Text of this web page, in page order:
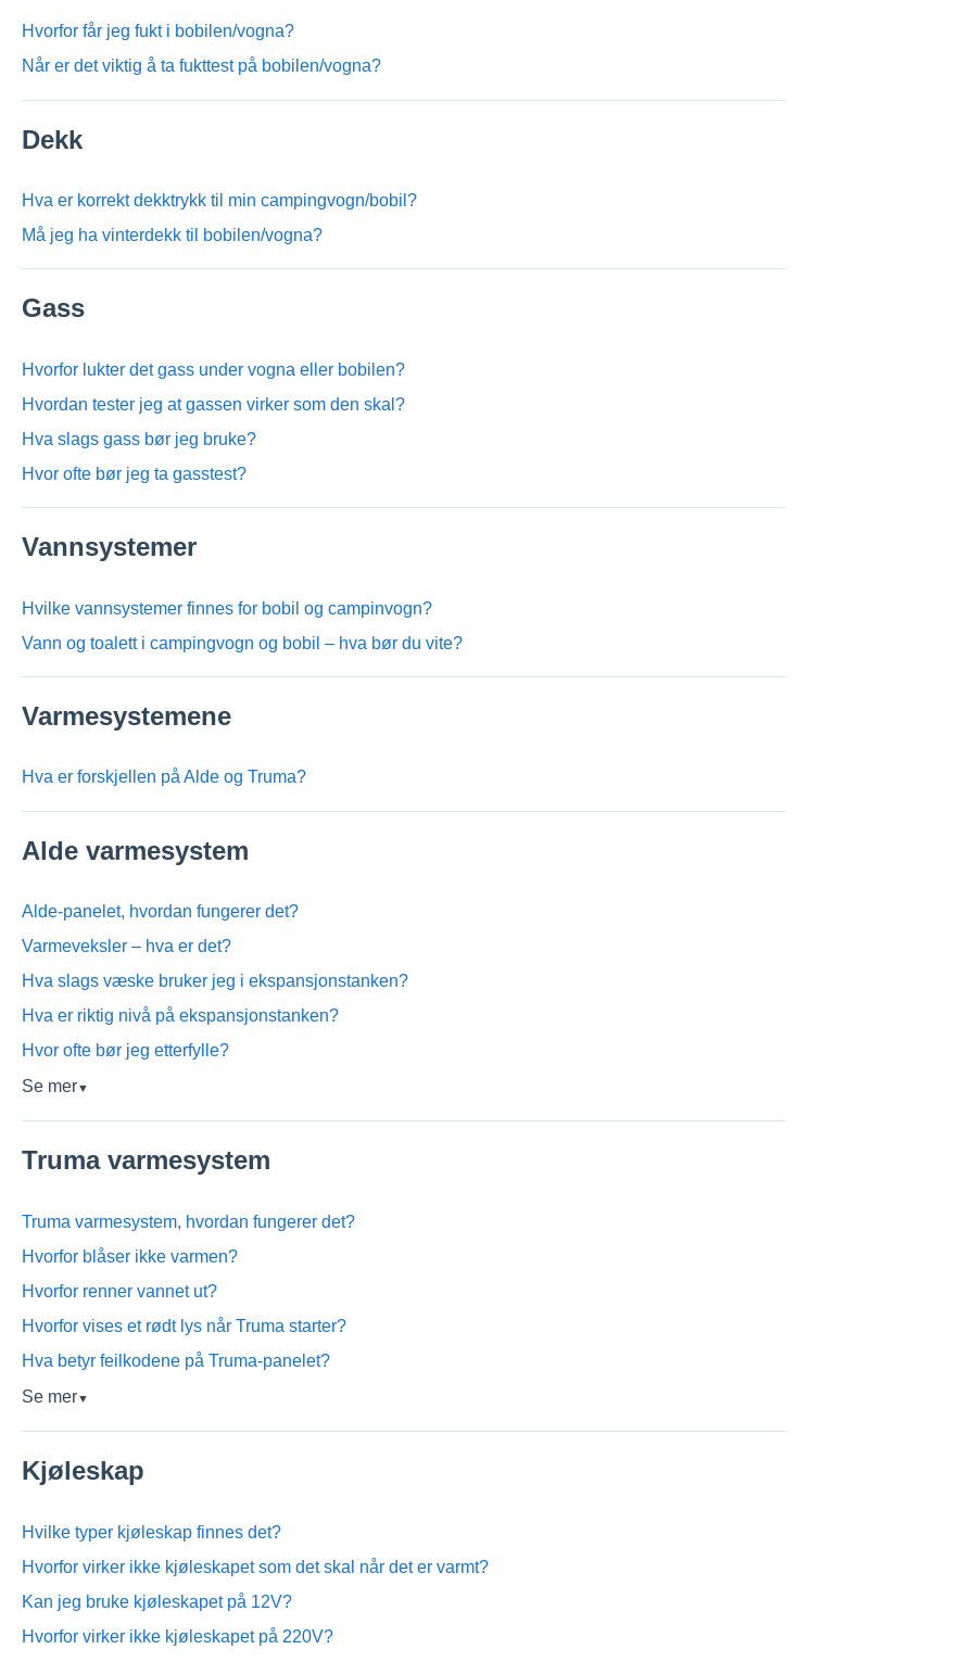
Hvorfor får jeg fukt i bobilen/vogna?
Når er det viktig å ta fukttest på bobilen/vogna?
Dekk
Hva er korrekt dekktrykk til min campingvogn/bobil?
Må jeg ha vinterdekk til bobilen/vogna?
Gass
Hvorfor lukter det gass under vogna eller bobilen?
Hvordan tester jeg at gassen virker som den skal?
Hva slags gass bør jeg bruke?
Hvor ofte bør jeg ta gasstest?
Vannsystemer
Hvilke vannsystemer finnes for bobil og campinvogn?
Vann og toalett i campingvogn og bobil – hva bør du vite?
Varmesystemene
Hva er forskjellen på Alde og Truma?
Alde varmesystem
Alde-panelet, hvordan fungerer det?
Varmeveksler – hva er det?
Hva slags væske bruker jeg i ekspansjonstanken?
Hva er riktig nivå på ekspansjonstanken?
Hvor ofte bør jeg etterfylle?
Se mer▼
Truma varmesystem
Truma varmesystem, hvordan fungerer det?
Hvorfor blåser ikke varmen?
Hvorfor renner vannet ut?
Hvorfor vises et rødt lys når Truma starter?
Hva betyr feilkodene på Truma-panelet?
Se mer▼
Kjøleskap
Hvilke typer kjøleskap finnes det?
Hvorfor virker ikke kjøleskapet som det skal når det er varmt?
Kan jeg bruke kjøleskapet på 12V?
Hvorfor virker ikke kjøleskapet på 220V?